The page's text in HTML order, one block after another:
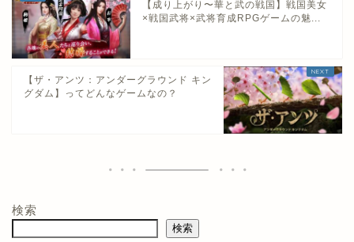
【成り上がり〜華と武の戦国】戦国美女
×戦国武将×武将育成RPGゲームの魅...
【ザ・アンツ：アンダーグラウンド キン
グダム】ってどんなゲームなの？
検索
検索